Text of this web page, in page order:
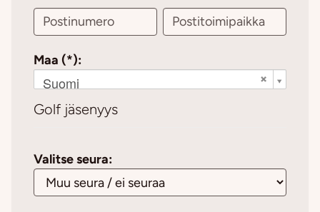
Maa (*):
Suomi
Golf jäsenyys
Valitse seura: